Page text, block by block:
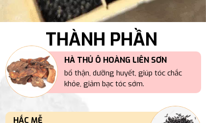
HÀ THỦ Ô HOÀNG LIÊN SƠN
bổ thận, dưỡng huyết, giúp tóc chắc
khỏe, giảm bạc tóc sớm.
HẮC MỄ
THÀNH PHẦN